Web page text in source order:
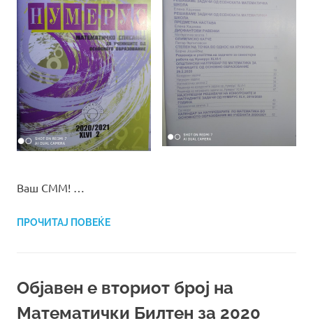
Ваш СММ! …
ПРОЧИТАЈ ПОВЕЌЕ
Објавен е вториот број на
Математички Билтен за 2020